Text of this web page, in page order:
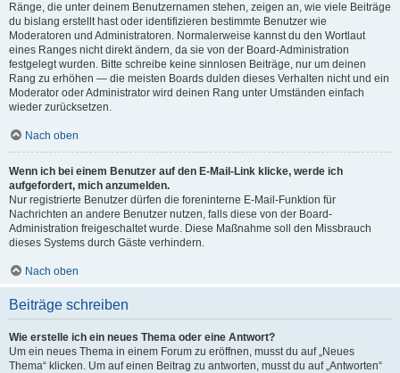
Ränge, die unter deinem Benutzernamen stehen, zeigen an, wie viele Beiträge
du bislang erstellt hast oder identifizieren bestimmte Benutzer wie
Moderatoren und Administratoren. Normalerweise kannst du den Wortlaut
eines Ranges nicht direkt ändern, da sie von der Board-Administration
festgelegt wurden. Bitte schreibe keine sinnlosen Beiträge, nur um deinen
Rang zu erhöhen — die meisten Boards dulden dieses Verhalten nicht und ein
Moderator oder Administrator wird deinen Rang unter Umständen einfach
wieder zurücksetzen.
Nach oben
Wenn ich bei einem Benutzer auf den E-Mail-Link klicke, werde ich
aufgefordert, mich anzumelden.
Nur registrierte Benutzer dürfen die foreninterne E-Mail-Funktion für
Nachrichten an andere Benutzer nutzen, falls diese von der Board-
Administration freigeschaltet wurde. Diese Maßnahme soll den Missbrauch
dieses Systems durch Gäste verhindern.
Nach oben
Beiträge schreiben
Wie erstelle ich ein neues Thema oder eine Antwort?
Um ein neues Thema in einem Forum zu eröffnen, musst du auf „Neues
Thema“ klicken. Um auf einen Beitrag zu antworten, musst du auf „Antworten“